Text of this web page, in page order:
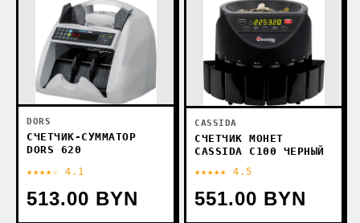
DORS
СЧЕТЧИК-СУММАТОР
DORS 620
★★★★☆ 4.1
513.00 BYN
CASSIDA
СЧЕТЧИК МОНЕТ
CASSIDA С100 ЧЕРНЫЙ
★★★★★ 4.5
551.00 BYN